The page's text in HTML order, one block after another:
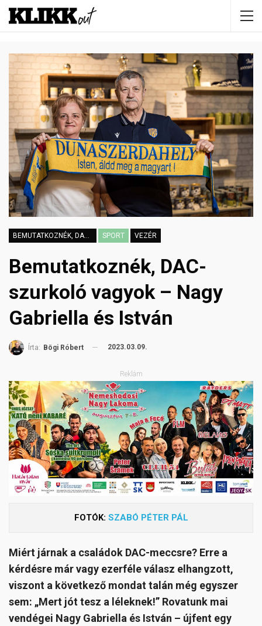
SPORT VEZÉR
Bemutatkoznék, DAC-
szurkoló vagyok – Nagy
Gabriella és István
Írta: Bögi Róbert 2023.03.09.
Reklám
FOTÓK: SZABÓ PÉTER PÁL
Miért járnak a családok DAC-meccsre? Erre a
kérdésre már vagy ezerféle válasz elhangzott,
viszont a következő mondat talán még egyszer
sem: „Mert jót tesz a léleknek!” Rovatunk mai
vendégei Nagy Gabriella és István – újfent egy